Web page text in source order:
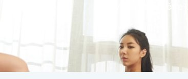
vers le bien-